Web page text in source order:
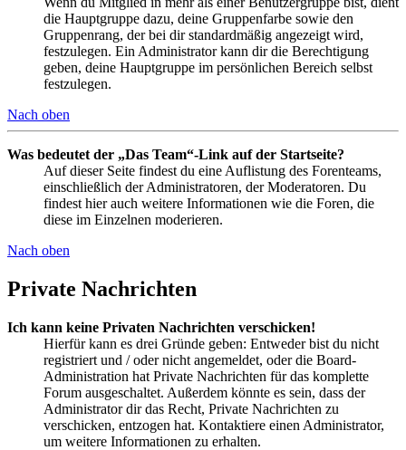
die Hauptgruppe dazu, deine Gruppenfarbe sowie den
Gruppenrang, der bei dir standardmäßig angezeigt wird,
festzulegen. Ein Administrator kann dir die Berechtigung
geben, deine Hauptgruppe im persönlichen Bereich selbst
festzulegen.
Nach oben
Was bedeutet der „Das Team“-Link auf der Startseite?
Auf dieser Seite findest du eine Auflistung des Forenteams,
einschließlich der Administratoren, der Moderatoren. Du
findest hier auch weitere Informationen wie die Foren, die
diese im Einzelnen moderieren.
Nach oben
Private Nachrichten
Ich kann keine Privaten Nachrichten verschicken!
Hierfür kann es drei Gründe geben: Entweder bist du nicht
registriert und / oder nicht angemeldet, oder die Board-
Administration hat Private Nachrichten für das komplette
Forum ausgeschaltet. Außerdem könnte es sein, dass der
Administrator dir das Recht, Private Nachrichten zu
verschicken, entzogen hat. Kontaktiere einen Administrator,
um weitere Informationen zu erhalten.